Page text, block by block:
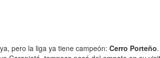
pero la liga ya tiene campeón: Cerro Porteño